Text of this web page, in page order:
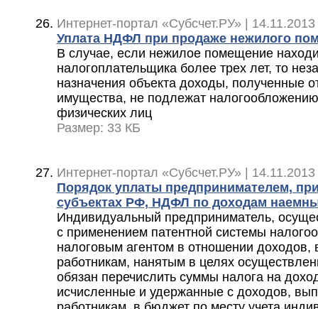
Интернет-портал «Субсчет.РУ» |
Уплата НДФЛ при продаже нежилого
В случае, если нежилое помещение
налогоплательщика более трех лет, то
назначения объекта доходы, полученные
имущества, не подлежат
физических лиц
Размер: 33 КБ
Интернет-портал «Субсчет.РУ» |
Порядок уплаты предпринимателем,
субъектах РФ, НДФЛ по доходам
Индивидуальный предприниматель,
с применением патентной системы
налоговым агентом в отношении
работникам, нанятым в целях
обязан перечислить суммы налога на
исчисленные и удержанные с доходов,